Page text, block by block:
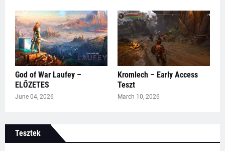
God of War Laufey –
ELŐZETES
June 04, 2026
Kromlech – Early Access
Teszt
March 10, 2026
Tesztek